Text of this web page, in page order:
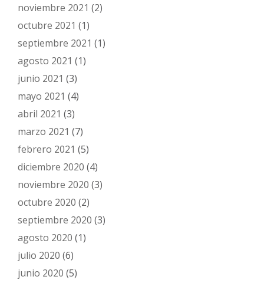
noviembre 2021 (2)
octubre 2021 (1)
septiembre 2021 (1)
agosto 2021 (1)
junio 2021 (3)
mayo 2021 (4)
abril 2021 (3)
marzo 2021 (7)
febrero 2021 (5)
diciembre 2020 (4)
noviembre 2020 (3)
octubre 2020 (2)
septiembre 2020 (3)
agosto 2020 (1)
julio 2020 (6)
junio 2020 (5)